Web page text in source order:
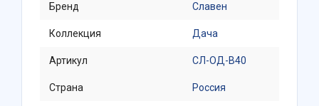
Бренд Славен
Коллекция Дача
Артикул СЛ-ОД-В40
Страна Россия